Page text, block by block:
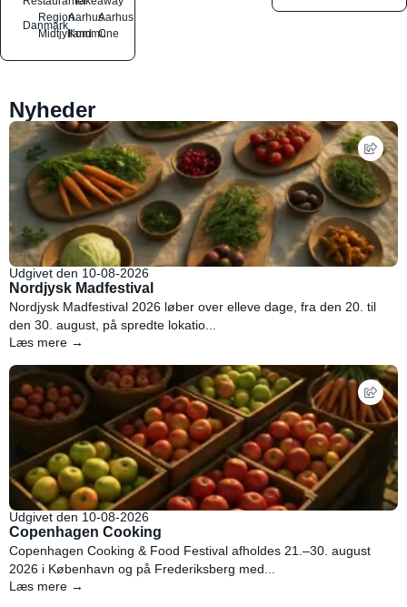
Danmark
Region
Midtjylland
Aarhus
Kommune
Aarhus
C
Nyheder
Udgivet den 10-08-2026
Nordjysk Madfestival
Nordjysk Madfestival 2026 løber over elleve dage, fra den 20. til
den 30. august, på spredte lokatio...
Læs mere →
Udgivet den 10-08-2026
Copenhagen Cooking
Copenhagen Cooking & Food Festival afholdes 21.–30. august
2026 i København og på Frederiksberg med...
Læs mere →